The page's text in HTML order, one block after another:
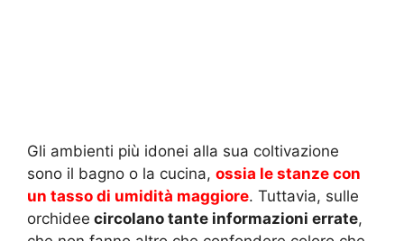
Gli ambienti più idonei alla sua coltivazione
sono il bagno o la cucina, ossia le stanze con
un tasso di umidità maggiore. Tuttavia, sulle
orchidee circolano tante informazioni errate,